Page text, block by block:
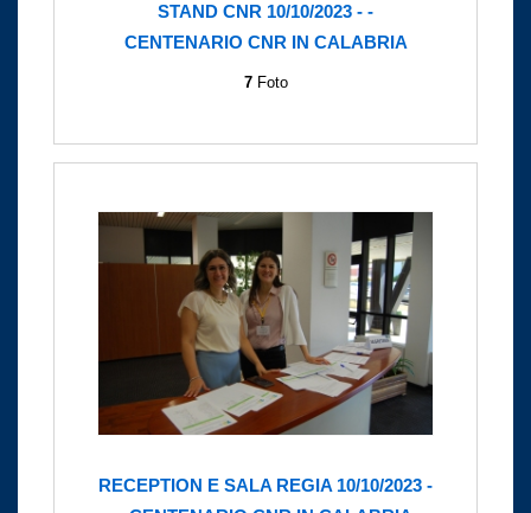
STAND CNR 10/10/2023 - -
CENTENARIO CNR IN CALABRIA
7Foto
RECEPTION E SALA REGIA 10/10/2023 -